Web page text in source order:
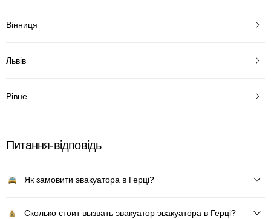
Вінниця
Львів
Рівне
Питання-відповідь
Як замовити эвакуатора в Герці?
Сколько стоит вызвать эвакуатор эвакуатора в Герці?